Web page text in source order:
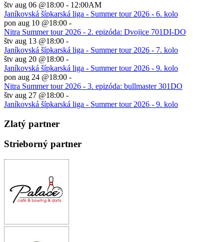
štv aug 06 @18:00 - 12:00AM
Janíkovská šípkarská liga - Summer tour 2026 - 6. kolo
pon aug 10 @18:00 -
Nitra Summer tour 2026 - 2. epizóda: Dvojice 701DI-DO
štv aug 13 @18:00 -
Janíkovská šípkarská liga - Summer tour 2026 - 7. kolo
štv aug 20 @18:00 -
Janíkovská šípkarská liga - Summer tour 2026 - 9. kolo
pon aug 24 @18:00 -
Nitra Summer tour 2026 - 3. epizóda: bullmaster 301DO
štv aug 27 @18:00 -
Janíkovská šípkarská liga - Summer tour 2026 - 9. kolo
Zlatý partner
Strieborný partner